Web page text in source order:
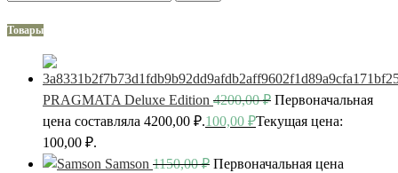
Товары
PRAGMATA Deluxe Edition 4200,00₽ Первоначальная
цена составляла 4200,00 ₽.100,00 ₽Текущая цена:
100,00 ₽.
Samson 1150,00₽ Первоначальная цена